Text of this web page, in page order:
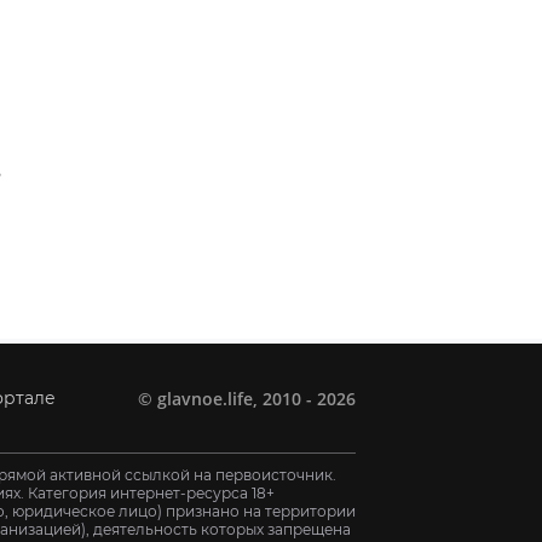
© glavnoe.life , 2010 - 2026
активной ссылкой на первоисточник.
Категория интернет-ресурса 18+
юридическое лицо) признано на территории
деятельность которых запрещена